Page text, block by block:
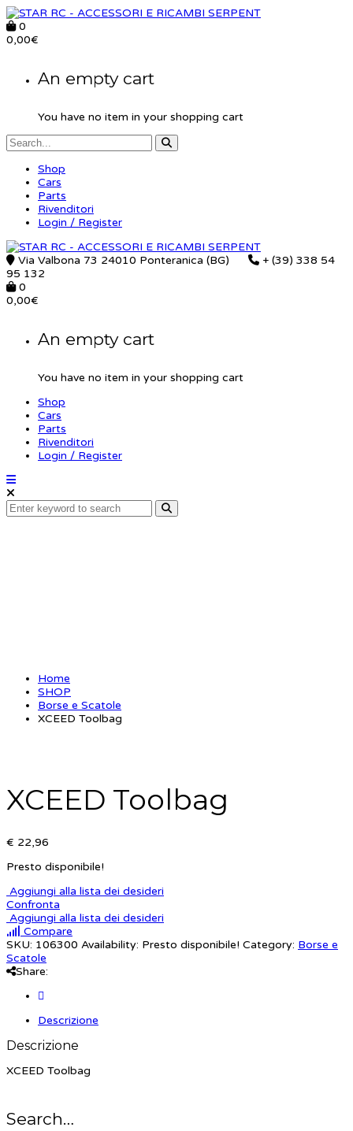
0
0,00€
An empty cart
You have no item in your shopping cart
Shop
Cars
Parts
Rivenditori
Login / Register
Via Valbona 73 24010 Ponteranica (BG)
+ (39) 338 54
95 132
0
0,00€
An empty cart
You have no item in your shopping cart
Shop
Cars
Parts
Rivenditori
Login / Register
Home
SHOP
Borse e Scatole
XCEED Toolbag
XCEED Toolbag
€ 22,96
Presto disponibile!
Aggiungi alla lista dei desideri
Confronta
Aggiungi alla lista dei desideri
Compare
SKU: 106300 Availability: Presto disponibile! Category: Borse e
Scatole
Share:
Descrizione
Descrizione
XCEED Toolbag
Search…